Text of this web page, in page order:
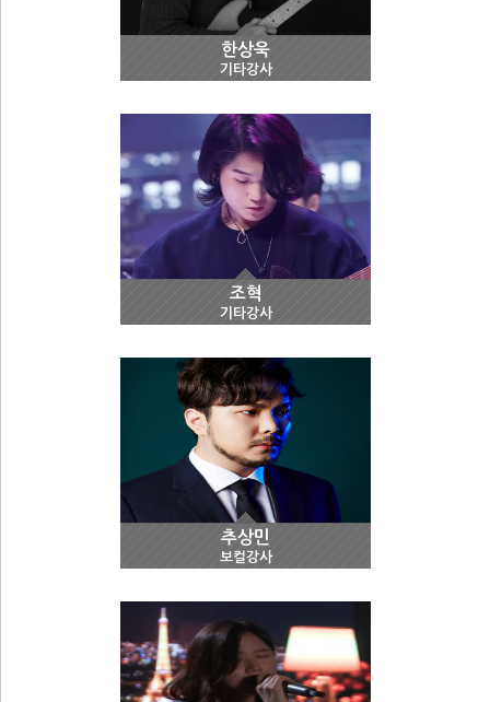
한상욱
기타강사
조혁
기타강사
추상민
보컬강사